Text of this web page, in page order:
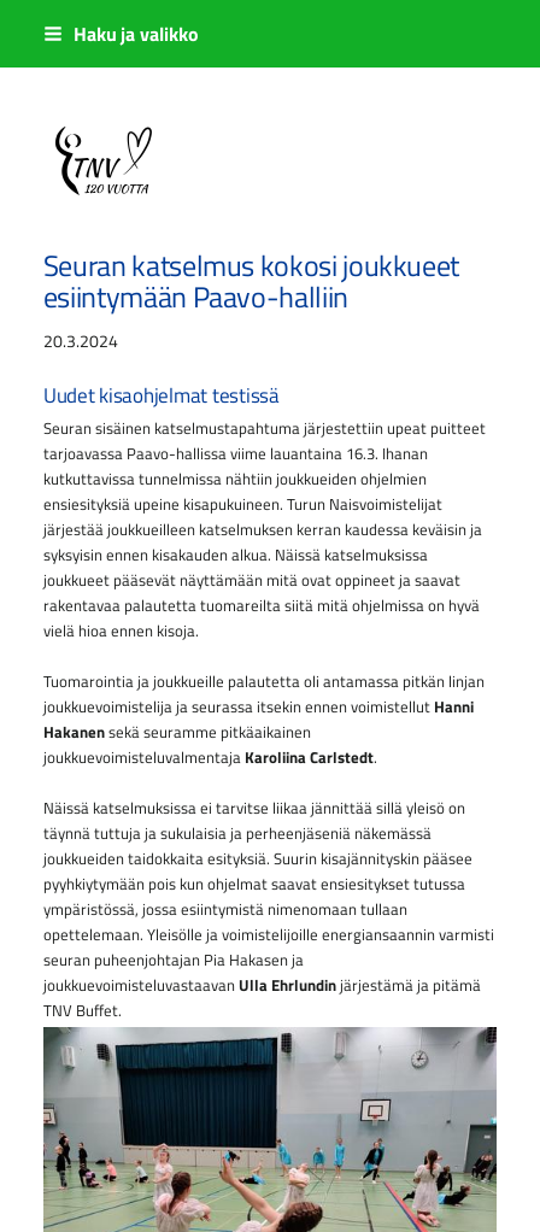
Siirry
sisältöön
Haku ja valikko
Sivuston etusivulle
Seuran katselmus kokosi joukkueet
esiintymään Paavo-halliin
20.3.2024
Uudet kisaohjelmat testissä
Seuran sisäinen katselmustapahtuma järjestettiin upeat puitteet
tarjoavassa Paavo-hallissa viime lauantaina 16.3. Ihanan
kutkuttavissa tunnelmissa nähtiin joukkueiden ohjelmien
ensiesityksiä upeine kisapukuineen. Turun Naisvoimistelijat
järjestää joukkueilleen katselmuksen kerran kaudessa keväisin ja
syksyisin ennen kisakauden alkua. Näissä katselmuksissa
joukkueet pääsevät näyttämään mitä ovat oppineet ja saavat
rakentavaa palautetta tuomareilta siitä mitä ohjelmissa on hyvä
vielä hioa ennen kisoja.
Tuomarointia ja joukkueille palautetta oli antamassa pitkän linjan
joukkuevoimistelija ja seurassa itsekin ennen voimistellut Hanni
Hakanensekä seuramme pitkäaikainen
joukkuevoimisteluvalmentaja Karoliina Carlstedt.
Näissä katselmuksissa ei tarvitse liikaa jännittää sillä yleisö on
täynnä tuttuja ja sukulaisia ja perheenjäseniä näkemässä
joukkueiden taidokkaita esityksiä. Suurin kisajännityskin pääsee
pyyhkiytymään pois kun ohjelmat saavat ensiesitykset tutussa
ympäristössä, jossa esiintymistä nimenomaan tullaan
opettelemaan. Yleisölle ja voimistelijoille energiansaannin varmisti
seuran puheenjohtajan Pia Hakasen ja
joukkuevoimisteluvastaavanUlla Ehrlundinjärjestämä ja pitämä
TNV Buffet.